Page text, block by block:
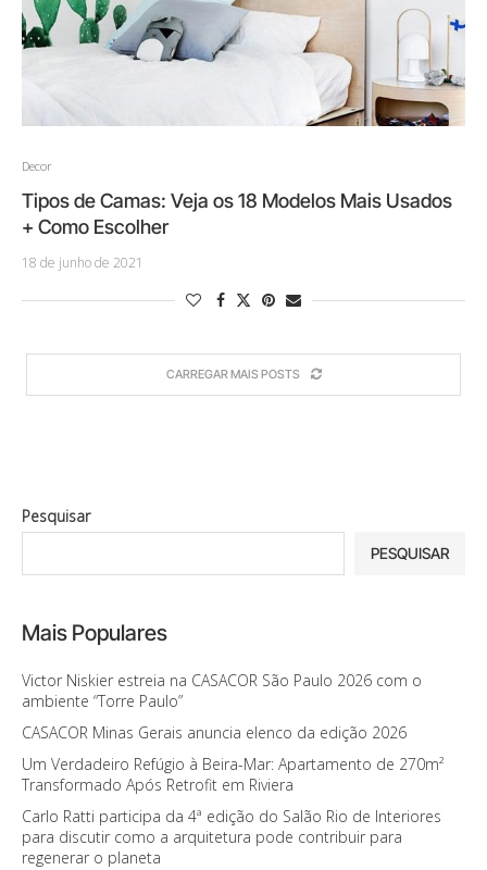
Decor
Tipos de Camas: Veja os 18 Modelos Mais Usados
+ Como Escolher
18 de junho de 2021
CARREGAR MAIS POSTS
Pesquisar
PESQUISAR
Mais Populares
Victor Niskier estreia na CASACOR São Paulo 2026 com o
ambiente “Torre Paulo”
CASACOR Minas Gerais anuncia elenco da edição 2026
Um Verdadeiro Refúgio à Beira-Mar: Apartamento de 270m²
Transformado Após Retrofit em Riviera
Carlo Ratti participa da 4ª edição do Salão Rio de Interiores
para discutir como a arquitetura pode contribuir para
regenerar o planeta